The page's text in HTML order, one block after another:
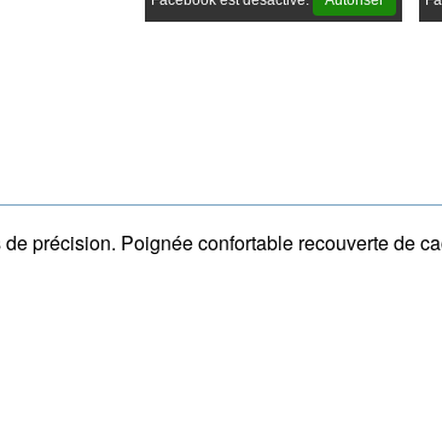
précision. Poignée confortable recouverte de